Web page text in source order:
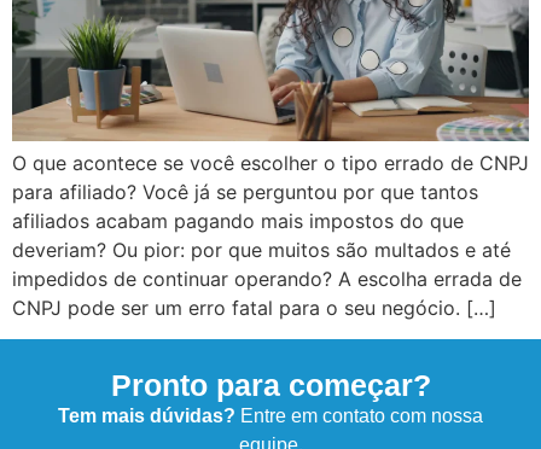
O que acontece se você escolher o tipo errado de CNPJ
para afiliado? Você já se perguntou por que tantos
afiliados acabam pagando mais impostos do que
deveriam? Ou pior: por que muitos são multados e até
impedidos de continuar operando? A escolha errada de
CNPJ pode ser um erro fatal para o seu negócio. […]
Pronto para começar?
Tem mais dúvidas? Entre em contato com nossa
equipe.